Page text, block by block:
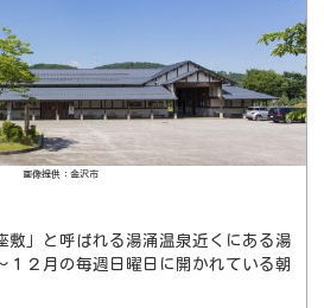
画像提供：金沢市
敷」と呼ばれる湯涌温泉近くにある湯
１２月の毎週日曜日に開かれている朝